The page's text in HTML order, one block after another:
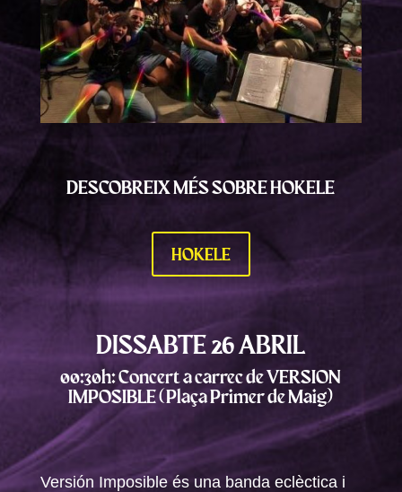
DESCOBREIX MÉS SOBRE HOKELE
HOKELE
DISSABTE 26 ABRIL
00:30h: Concert a carrec de VERSION
IMPOSIBLE (Plaça Primer de Maig)
Versión Imposible és una banda eclèctica i